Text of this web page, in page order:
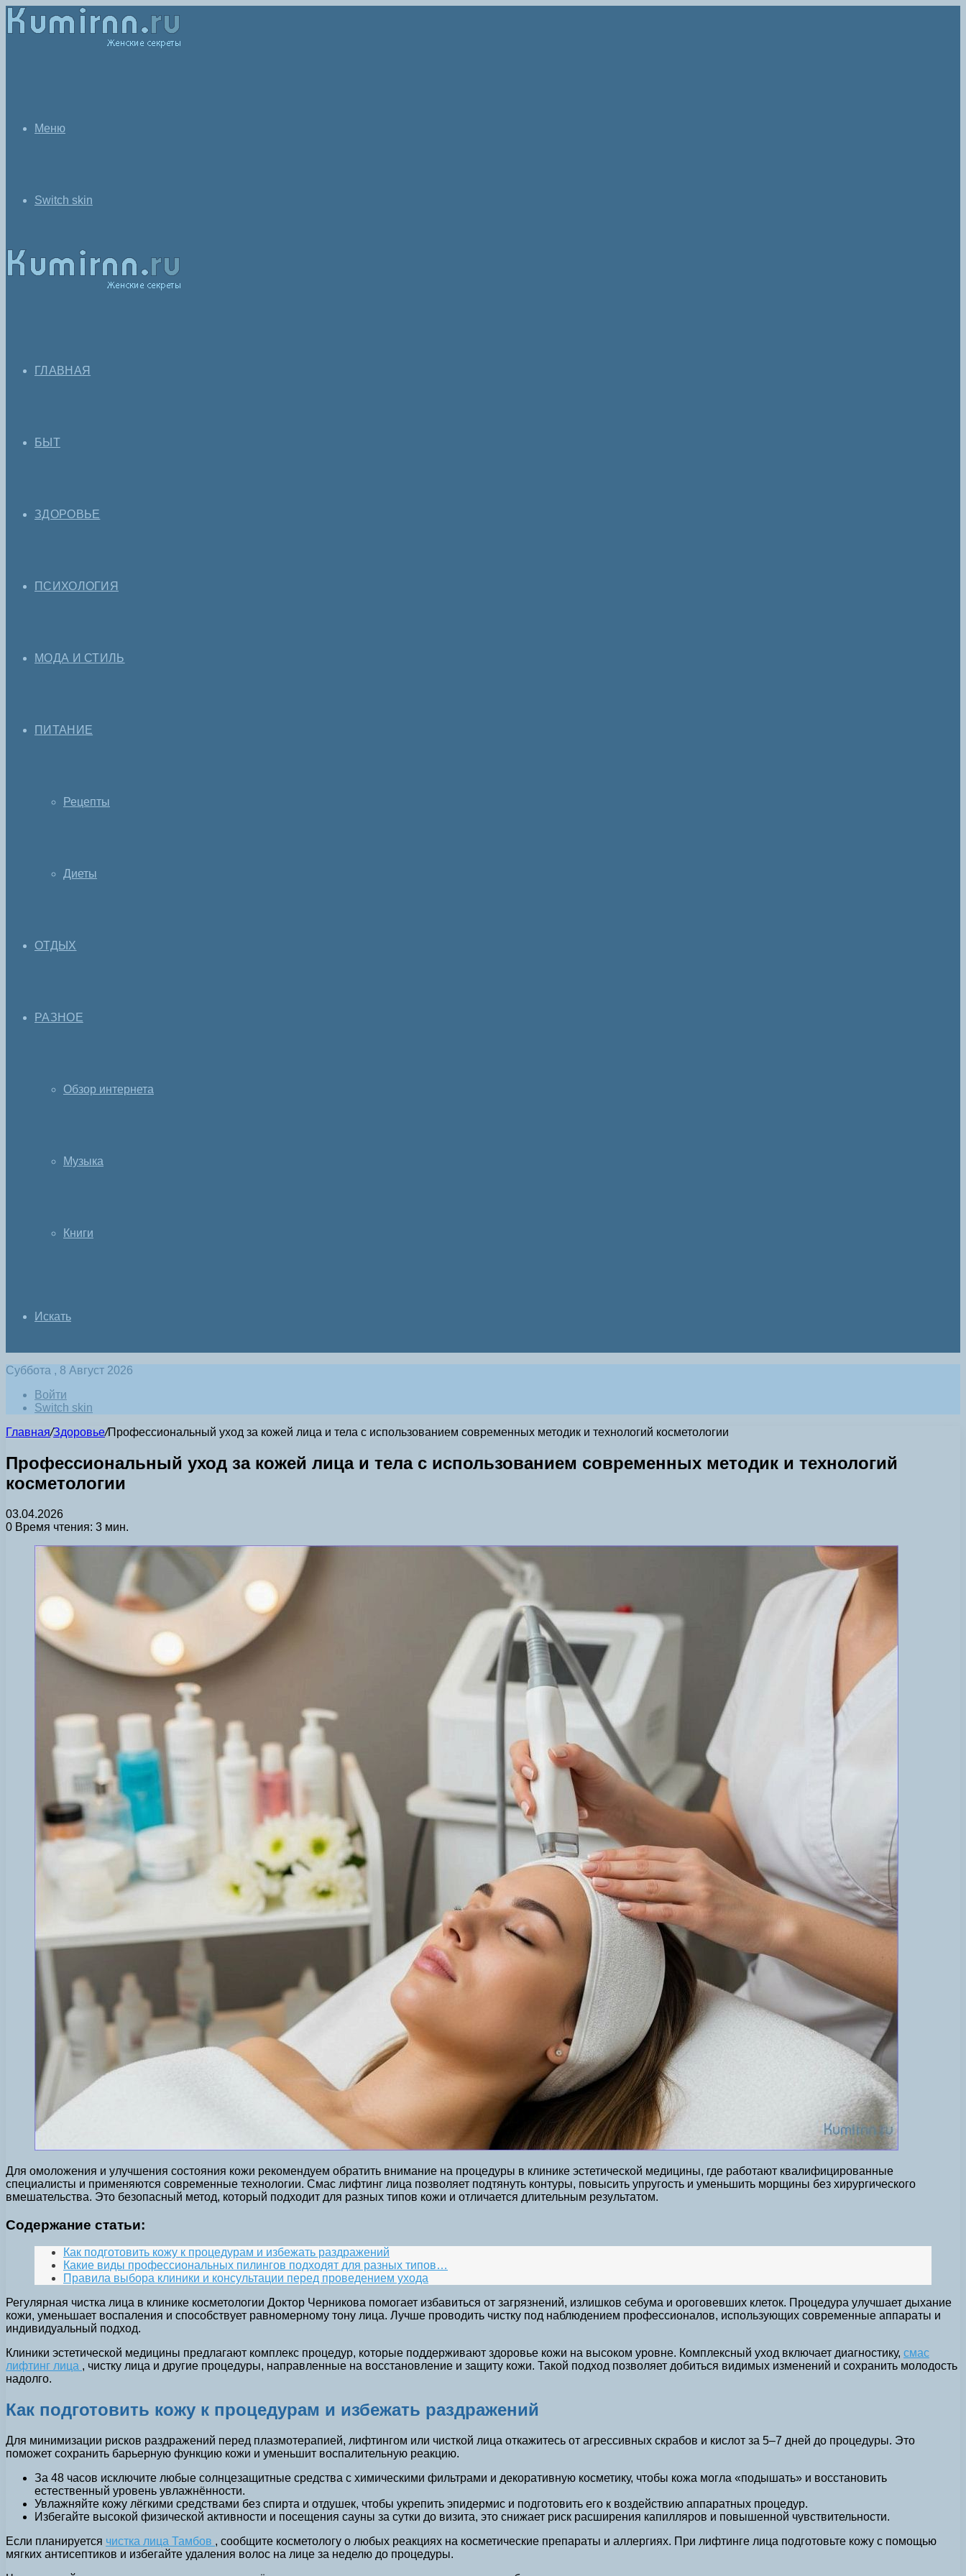
Меню
Switch skin
ГЛАВНАЯ
БЫТ
ЗДОРОВЬЕ
ПСИХОЛОГИЯ
МОДА И СТИЛЬ
ПИТАНИЕ
Рецепты
Диеты
ОТДЫХ
РАЗНОЕ
Обзор интернета
Музыка
Книги
Искать
Суббота , 8 Август 2026
Войти
Switch skin
Главная/Здоровье/Профессиональный уход за кожей лица и тела с использованием современных методик и технологий косметологии
Профессиональный уход за кожей лица и тела с использованием современных методик и технологий
косметологии
03.04.2026
0 Время чтения: 3 мин.
Для омоложения и улучшения состояния кожи рекомендуем обратить внимание на процедуры в клинике эстетической медицины, где работают квалифицированные
специалисты и применяются современные технологии. Смас лифтинг лица позволяет подтянуть контуры, повысить упругость и уменьшить морщины без хирургического
вмешательства. Это безопасный метод, который подходит для разных типов кожи и отличается длительным результатом.
Содержание статьи:
Как подготовить кожу к процедурам и избежать раздражений
Какие виды профессиональных пилингов подходят для разных типов…
Правила выбора клиники и консультации перед проведением ухода
Регулярная чистка лица в клинике косметологии Доктор Черникова помогает избавиться от загрязнений, излишков себума и ороговевших клеток. Процедура улучшает дыхание
кожи, уменьшает воспаления и способствует равномерному тону лица. Лучше проводить чистку под наблюдением профессионалов, использующих современные аппараты и
индивидуальный подход.
Клиники эстетической медицины предлагают комплекс процедур, которые поддерживают здоровье кожи на высоком уровне. Комплексный уход включает диагностику, смас
лифтинг лица , чистку лица и другие процедуры, направленные на восстановление и защиту кожи. Такой подход позволяет добиться видимых изменений и сохранить молодость
надолго.
Как подготовить кожу к процедурам и избежать раздражений
Для минимизации рисков раздражений перед плазмотерапией, лифтингом или чисткой лица откажитесь от агрессивных скрабов и кислот за 5–7 дней до процедуры. Это
поможет сохранить барьерную функцию кожи и уменьшит воспалительную реакцию.
За 48 часов исключите любые солнцезащитные средства с химическими фильтрами и декоративную косметику, чтобы кожа могла «подышать» и восстановить
естественный уровень увлажнённости.
Увлажняйте кожу лёгкими средствами без спирта и отдушек, чтобы укрепить эпидермис и подготовить его к воздействию аппаратных процедур.
Избегайте высокой физической активности и посещения сауны за сутки до визита, это снижает риск расширения капилляров и повышенной чувствительности.
Если планируется чистка лица Тамбов , сообщите косметологу о любых реакциях на косметические препараты и аллергиях. При лифтинге лица подготовьте кожу с помощью
мягких антисептиков и избегайте удаления волос на лице за неделю до процедуры.